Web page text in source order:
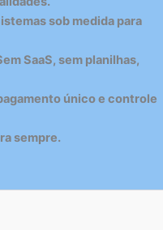
sob medida para
SaaS, sem planilhas,
único e controle
sempre.